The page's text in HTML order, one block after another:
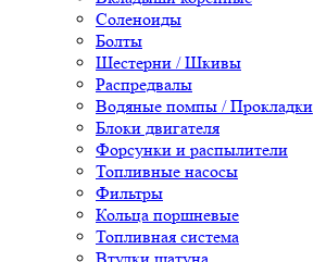
Соленоиды
Болты
Шестерни / Шкивы
Распредвалы
Водяные помпы / Прокладки
Блоки двигателя
Форсунки и распылители
Топливные насосы
Фильтры
Кольца поршневые
Топливная система